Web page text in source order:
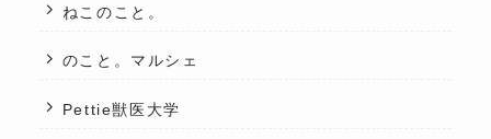
ねこのこと。
のこと。マルシェ
Pettie獣医大学